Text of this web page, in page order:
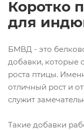
Коротко
для
БМВД - это
добавки, которые
роста птицы.
отличный рост и
служит
Такие добавки